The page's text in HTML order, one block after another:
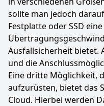
sollte man jedoch
Festplatte oder SSD
Ausfallsicherheit bietet.
und die
Eine dritte Möglichkeit,
aufzurüsten, bietet das
Cloud. Hierbei werden